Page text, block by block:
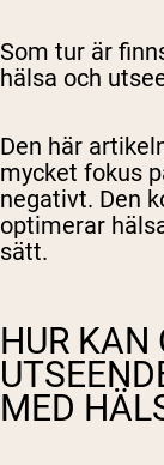
Som tur är
hälsa och
Den här
mycket fokus
negativt. Den
optimerar
sätt.
HUR KAN
MED